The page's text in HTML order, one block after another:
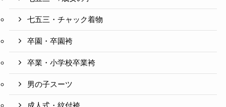
七五三・チャック着物
卒園・卒園袴
卒業・小学校卒業袴
男の子スーツ